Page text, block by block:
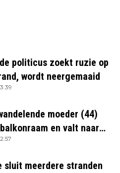
politicus zoekt ruzie op
wordt neergemaaid
moeder (44)
en valt naar
sluit meerdere stranden